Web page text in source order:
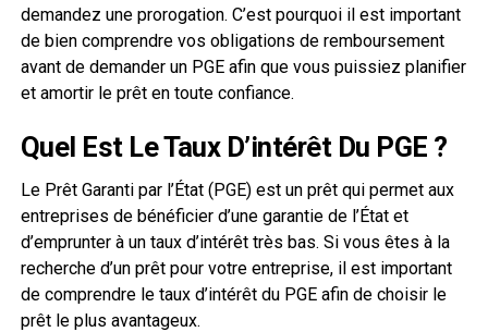
demandez une prorogation. C’est pourquoi il est important
de bien comprendre vos obligations de remboursement
avant de demander un PGE afin que vous puissiez planifier
et amortir le prêt en toute confiance.
Quel Est Le Taux D’intérêt Du PGE ?
Le Prêt Garanti par l’État (PGE) est un prêt qui permet aux
entreprises de bénéficier d’une garantie de l’État et
d’emprunter à un taux d’intérêt très bas. Si vous êtes à la
recherche d’un prêt pour votre entreprise, il est important
de comprendre le taux d’intérêt du PGE afin de choisir le
prêt le plus avantageux.